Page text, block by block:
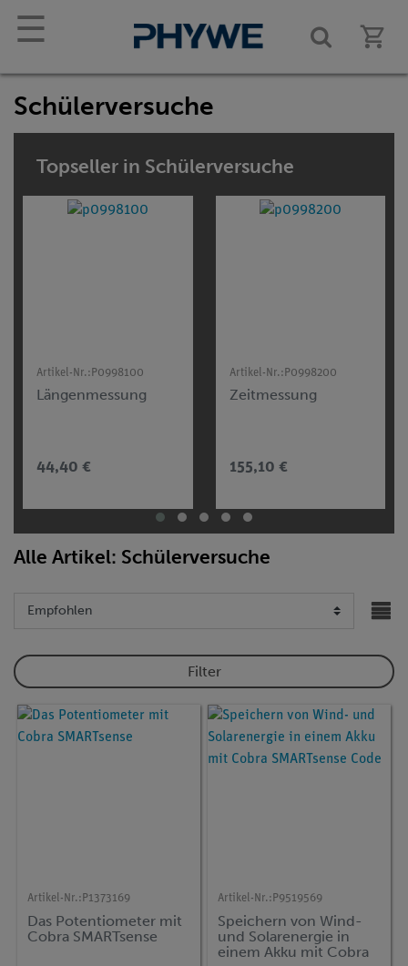
☰
Schülerversuche
Topseller in Schülerversuche
Artikel-Nr.: P0998100
Längenmessung
44,40 €
Artikel-Nr.: P0998200
Zeitmessung
155,10 €
Alle Artikel: Schülerversuche
Filter
Artikel-Nr.: P1373169
Das Potentiometer mit
Cobra SMARTsense
Artikel-Nr.: P9519569
Speichern von Wind-
und Solarenergie in
einem Akku mit Cobra